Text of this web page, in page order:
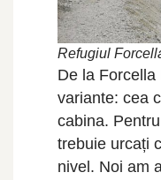
Refugiul
De la
variante: cea
cabina.
trebuie urcați
nivel. Noi am